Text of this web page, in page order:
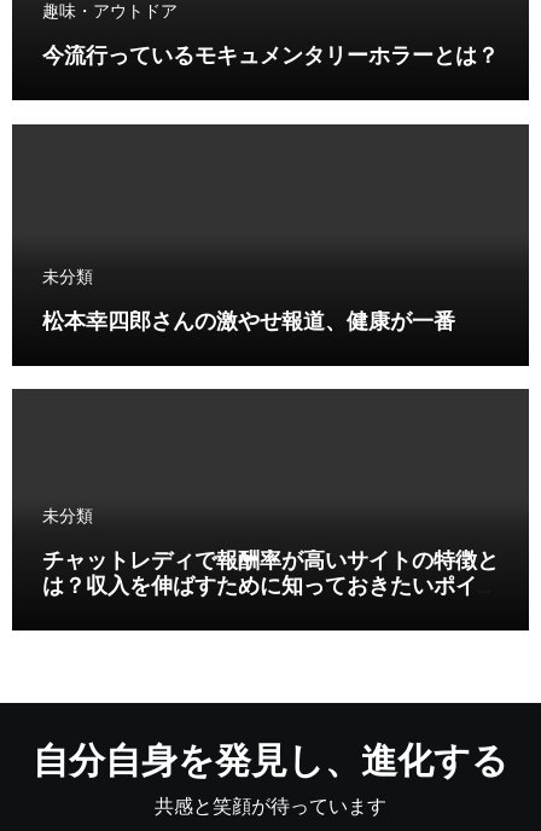
趣味・アウトドア
今流行っているモキュメンタリーホラーとは？
未分類
松本幸四郎さんの激やせ報道、健康が一番
未分類
チャットレディで報酬率が高いサイトの特徴と
は？収入を伸ばすために知っておきたいポイン
自分自身を発見し、進化する
共感と笑顔が待っています